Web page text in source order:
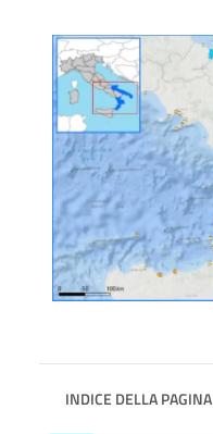
INDICE DELLA PAGINA